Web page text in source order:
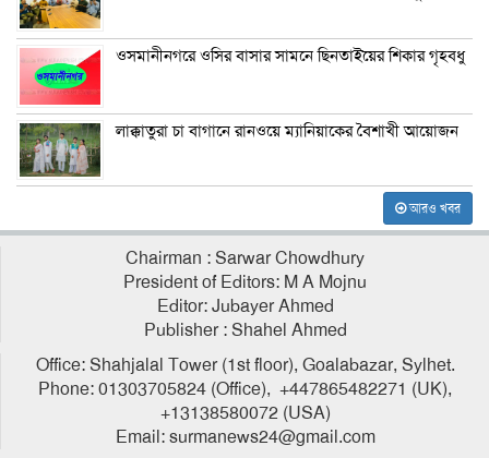
ওসমানীনগরে ওসির বাসার সামনে ছিনতাইয়ের শিকার গৃহবধু
লাক্কাতুরা চা বাগানে রানওয়ে ম্যানিয়াকের বৈশাখী আয়োজন
আরও খবর
Chairman : Sarwar Chowdhury
President of Editors: M A Mojnu
Editor: Jubayer Ahmed
Publisher : Shahel Ahmed
Office: Shahjalal Tower (1st floor), Goalabazar, Sylhet.
Phone: 01303705824 (Office), +447865482271 (UK),
+13138580072 (USA)
Email: surmanews24@gmail.com